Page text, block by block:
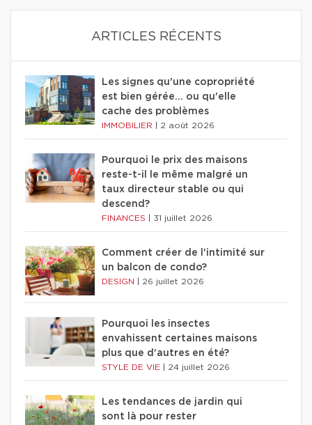
ARTICLES RÉCENTS
Les signes qu'une copropriété
est bien gérée… ou qu'elle
cache des problèmes
IMMOBILIER 2 août 2026
Pourquoi le prix des maisons
reste-t-il le même malgré un
taux directeur stable ou qui
descend?
FINANCES 31 juillet 2026
Comment créer de l'intimité sur
un balcon de condo?
DESIGN 26 juillet 2026
Pourquoi les insectes
envahissent certaines maisons
plus que d'autres en été?
STYLE DE VIE 24 juillet 2026
Les tendances de jardin qui
sont là pour rester